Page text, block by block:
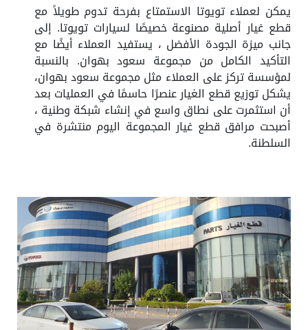
يمكن لعملاء تويوتا الاستمتاع بفرحة تدوم طويلاً مع
قطع غيار أصلية مصنوعة خصيصًا لسيارات تويوتا. إلى
جانب ميزة الجودة الأفضل ، يستفيد العملاء أيضًا مع
التأكيد الكامل من مجموعة سعود بهوان. بالنسبة
لمؤسسة تركز على العملاء مثل مجموعة سعود بهوان،
يشكل توزيع قطع الغيار عنصرًا حاسمًا في العمليات بعد
أن استثمرت على نطاق واسع في إنشاء شبكة وطنية ،
أصبحت مرافق قطع غيار المجموعة اليوم منتشرة في
السلطنة.